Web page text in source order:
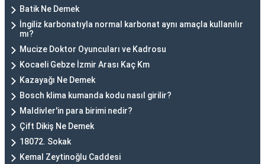
Batik Ne Demek
İngiliz karbonatıyla normal karbonat aynı amaçla kullanılır
mı?
Mucize Doktor Oyuncuları ve Kadrosu
Kocaeli Gebze İzmir Arası Kaç Km
Kazayağı Ne Demek
Bosch klima kumanda kodu nasıl girilir?
Maldivler'in para birimi nedir?
Çift Dikiş Ne Demek
18072. Sokak
Kemal Zeytinoğlu Caddesi